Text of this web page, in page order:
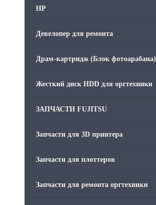
HP
Девелопер для ремонта
Драм-картридж (Блок фотоарабана)
Жесткий диск HDD для оргтехники
ЗАПЧАСТИ FUJITSU
Запчасти для 3D принтера
Запчасти для плоттеров
Запчасти для ремонта оргтехники